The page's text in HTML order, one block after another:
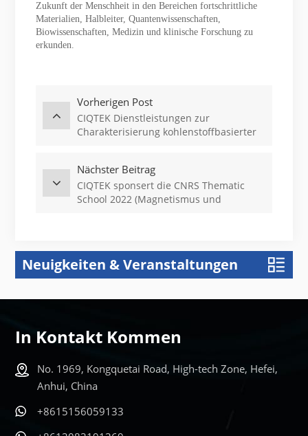
Zukunft der Menschheit in den Bereichen fortschrittliche
Materialien, Halbleiter, Quantenwissenschaften,
Biowissenschaften, Medizin und klinische Forschung zu
erkunden.
Vorherigen Post
CIQTEK Dienstleistungen zur
Charakterisierung kohlenstoffbasierter
Nächster Beitrag
CIQTEK sponsert die CNRS Thematic
School 2022 (Magnetismus und
Neuigkeiten & Veranstaltungen
In Kontakt Kommen
No. 1969, Kongquetai Road, High-tech Zone, Hefei,
Anhui, China
+8615156059133